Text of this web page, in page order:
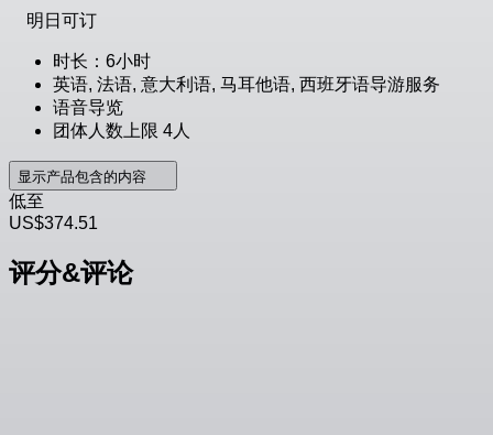
明日可订
时长：6小时
英语, 法语, 意大利语, 马耳他语, 西班牙语导游服务
语音导览
团体人数上限 4人
显示产品包含的内容
低至
US$374.51
评分&评论